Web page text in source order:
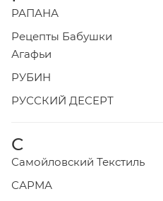
РАПАНА
Рецепты Бабушки
Агафьи
РУБИН
РУССКИЙ ДЕСЕРТ
С
Самойловский Текстиль
САРМА